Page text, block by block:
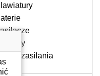
MOŻE SIĘ
USTERKA
są pomijanie liter
innych liter oraz
zasilania